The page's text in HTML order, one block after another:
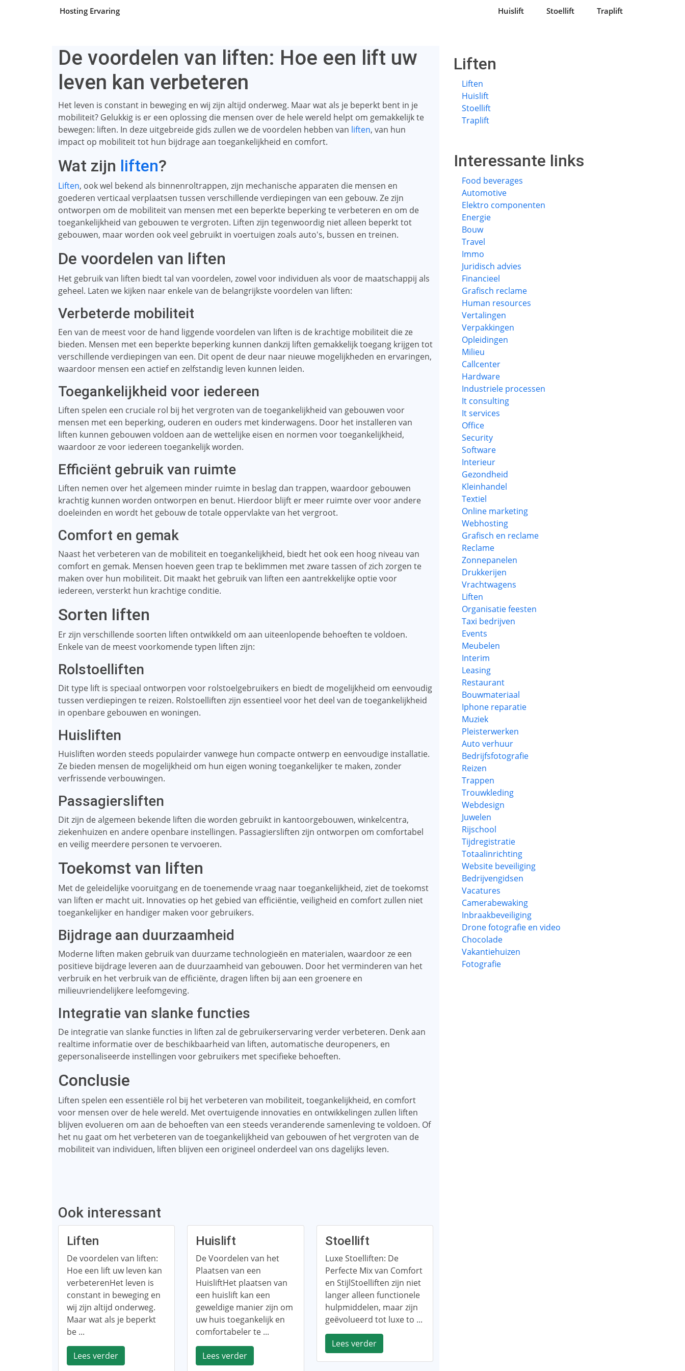
Hosting Ervaring Huislift Stoellift Traplift
De voordelen van liften: Hoe een lift uw
leven kan verbeteren
Het leven is constant in beweging en wij zijn altijd onderweg. Maar wat als je beperkt bent in je
mobiliteit? Gelukkig is er een oplossing die mensen over de hele wereld helpt om gemakkelijk te
bewegen: liften. In deze uitgebreide gids zullen we de voordelen hebben van liften, van hun
impact op mobiliteit tot hun bijdrage aan toegankelijkheid en comfort.
Wat zijn liften?
Liften, ook wel bekend als binnenroltrappen, zijn mechanische apparaten die mensen en
goederen verticaal verplaatsen tussen verschillende verdiepingen van een gebouw. Ze zijn
ontworpen om de mobiliteit van mensen met een beperkte beperking te verbeteren en om de
toegankelijkheid van gebouwen te vergroten. Liften zijn tegenwoordig niet alleen beperkt tot
gebouwen, maar worden ook veel gebruikt in voertuigen zoals auto's, bussen en treinen.
De voordelen van liften
Het gebruik van liften biedt tal van voordelen, zowel voor individuen als voor de maatschappij als
geheel. Laten we kijken naar enkele van de belangrijkste voordelen van liften:
Verbeterde mobiliteit
Een van de meest voor de hand liggende voordelen van liften is de krachtige mobiliteit die ze
bieden. Mensen met een beperkte beperking kunnen dankzij liften gemakkelijk toegang krijgen tot
verschillende verdiepingen van een. Dit opent de deur naar nieuwe mogelijkheden en ervaringen,
waardoor mensen een actief en zelfstandig leven kunnen leiden.
Toegankelijkheid voor iedereen
Liften spelen een cruciale rol bij het vergroten van de toegankelijkheid van gebouwen voor
mensen met een beperking, ouderen en ouders met kinderwagens. Door het installeren van
liften kunnen gebouwen voldoen aan de wettelijke eisen en normen voor toegankelijkheid,
waardoor ze voor iedereen toegankelijk worden.
Efficiënt gebruik van ruimte
Liften nemen over het algemeen minder ruimte in beslag dan trappen, waardoor gebouwen
krachtig kunnen worden ontworpen en benut. Hierdoor blijft er meer ruimte over voor andere
doeleinden en wordt het gebouw de totale oppervlakte van het vergroot.
Comfort en gemak
Naast het verbeteren van de mobiliteit en toegankelijkheid, biedt het ook een hoog niveau van
comfort en gemak. Mensen hoeven geen trap te beklimmen met zware tassen of zich zorgen te
maken over hun mobiliteit. Dit maakt het gebruik van liften een aantrekkelijke optie voor
iedereen, versterkt hun krachtige conditie.
Sorten liften
Er zijn verschillende soorten liften ontwikkeld om aan uiteenlopende behoeften te voldoen.
Enkele van de meest voorkomende typen liften zijn:
Rolstoelliften
Dit type lift is speciaal ontworpen voor rolstoelgebruikers en biedt de mogelijkheid om eenvoudig
tussen verdiepingen te reizen. Rolstoelliften zijn essentieel voor het deel van de toegankelijkheid
in openbare gebouwen en woningen.
Huisliften
Huisliften worden steeds populairder vanwege hun compacte ontwerp en eenvoudige installatie.
Ze bieden mensen de mogelijkheid om hun eigen woning toegankelijker te maken, zonder
verfrissende verbouwingen.
Passagiersliften
Dit zijn de algemeen bekende liften die worden gebruikt in kantoorgebouwen, winkelcentra,
ziekenhuizen en andere openbare instellingen. Passagiersliften zijn ontworpen om comfortabel
en veilig meerdere personen te vervoeren.
Toekomst van liften
Met de geleidelijke vooruitgang en de toenemende vraag naar toegankelijkheid, ziet de toekomst
van liften er macht uit. Innovaties op het gebied van efficiëntie, veiligheid en comfort zullen niet
toegankelijker en handiger maken voor gebruikers.
Bijdrage aan duurzaamheid
Moderne liften maken gebruik van duurzame technologieën en materialen, waardoor ze een
positieve bijdrage leveren aan de duurzaamheid van gebouwen. Door het verminderen van het
verbruik en het verbruik van de efficiënte, dragen liften bij aan een groenere en
milieuvriendelijkere leefomgeving.
Integratie van slanke functies
De integratie van slanke functies in liften zal de gebruikerservaring verder verbeteren. Denk aan
realtime informatie over de beschikbaarheid van liften, automatische deuropeners, en
gepersonaliseerde instellingen voor gebruikers met specifieke behoeften.
Conclusie
Liften spelen een essentiële rol bij het verbeteren van mobiliteit, toegankelijkheid, en comfort
voor mensen over de hele wereld. Met overtuigende innovaties en ontwikkelingen zullen liften
blijven evolueren om aan de behoeften van een steeds veranderende samenleving te voldoen. Of
het nu gaat om het verbeteren van de toegankelijkheid van gebouwen of het vergroten van de
mobiliteit van individuen, liften blijven een origineel onderdeel van ons dagelijks leven.
Ook interessant
Liften
De voordelen van liften:
Hoe een lift uw leven kan
verbeterenHet leven is
constant in beweging en
wij zijn altijd onderweg.
Maar wat als je beperkt
be ...
Lees verder
Huislift
De Voordelen van het
Plaatsen van een
HuisliftHet plaatsen van
een huislift kan een
geweldige manier zijn om
uw huis toegankelijk en
comfortabeler te ...
Lees verder
Stoellift
Luxe Stoelliften: De
Perfecte Mix van Comfort
en StijlStoelliften zijn niet
langer alleen functionele
hulpmiddelen, maar zijn
geëvolueerd tot luxe to ...
Lees verder
Liften
Liften
Huislift
Stoellift
Traplift
Interessante links
Food beverages
Automotive
Elektro componenten
Energie
Bouw
Travel
Immo
Juridisch advies
Financieel
Grafisch reclame
Human resources
Vertalingen
Verpakkingen
Opleidingen
Milieu
Callcenter
Hardware
Industriele processen
It consulting
It services
Office
Security
Software
Interieur
Gezondheid
Kleinhandel
Textiel
Online marketing
Webhosting
Grafisch en reclame
Reclame
Zonnepanelen
Drukkerijen
Vrachtwagens
Liften
Organisatie feesten
Taxi bedrijven
Events
Meubelen
Interim
Leasing
Restaurant
Bouwmateriaal
Iphone reparatie
Muziek
Pleisterwerken
Auto verhuur
Bedrijfsfotografie
Reizen
Trappen
Trouwkleding
Webdesign
Juwelen
Rijschool
Tijdregistratie
Totaalinrichting
Website beveiliging
Bedrijvengidsen
Vacatures
Camerabewaking
Inbraakbeveiliging
Drone fotografie en video
Chocolade
Vakantiehuizen
Fotografie